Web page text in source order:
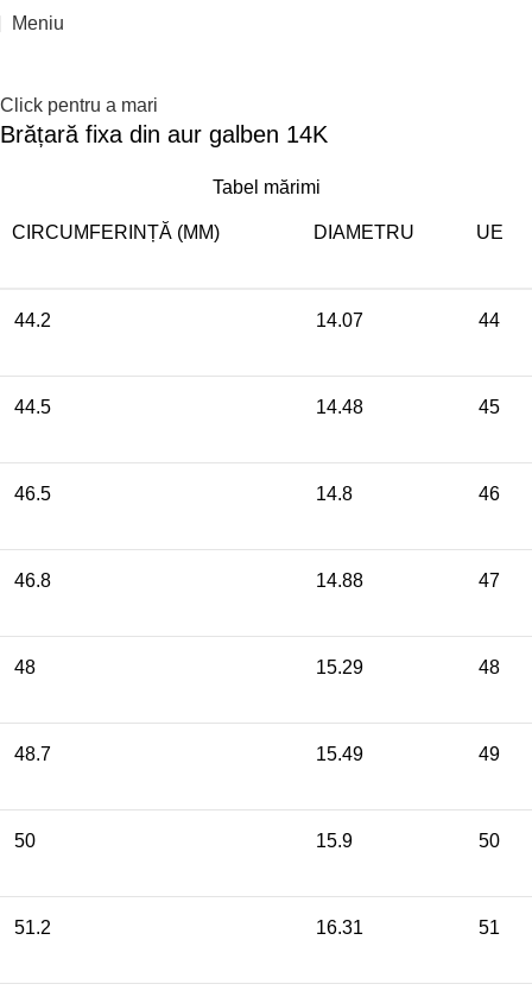
Meniu
Reducere 20%
Click pentru a mari
Brățară fixa din aur galben 14K
Tabel mărimi
CIRCUMFERINȚĂ (MM) DIAMETRU UE
44.2 14.07 44
44.5 14.48 45
46.5 14.8 46
46.8 14.88 47
48 15.29 48
48.7 15.49 49
50 15.9 50
51.2 16.31 51